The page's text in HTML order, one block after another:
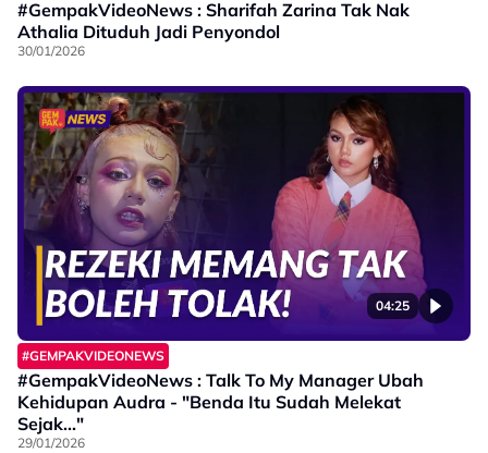
#GempakVideoNews : Sharifah Zarina Tak Nak
Athalia Dituduh Jadi Penyondol
30/01/2026
04:25
#GEMPAKVIDEONEWS
#GempakVideoNews : Talk To My Manager Ubah
Kehidupan Audra - "Benda Itu Sudah Melekat
Sejak..."
29/01/2026